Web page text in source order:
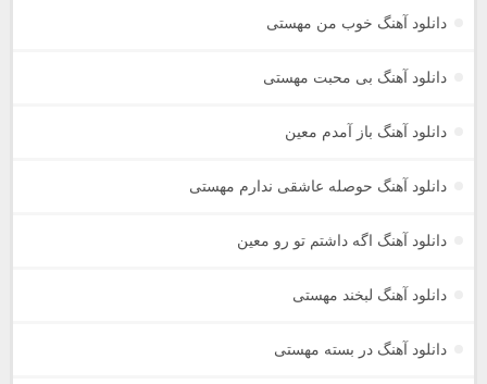
دانلود آهنگ خوب من مهستی
دانلود آهنگ بی محبت مهستی
دانلود آهنگ باز آمدم معین
دانلود آهنگ حوصله عاشقی ندارم مهستی
دانلود آهنگ اگه داشتم تو رو معین
دانلود آهنگ لبخند مهستی
دانلود آهنگ در بسته مهستی